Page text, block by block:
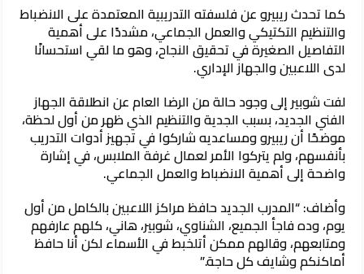
كما تحدث ريبيرو عن فلسفته التدريبية المعتمدة على الانضباط
والتنظيم التكتيكي والعمل الجماعي، مشددًا على أهمية
التفاصيل الصغيرة في تحقيق النجاح، وهو ما لقي استحسانًا
لدى اللاعبين والجهاز الإداري.
لفت شوبير إلى وجود حالة من الرضا العام عن انطلاقة الجهاز
الفني الجديد، بسبب الجدية والتنظيم الذي ظهر من أول لحظة،
موضحًا أن ريبيرو ومساعديه شاركوا في تجهيز أدوات التدريب
بأنفسهم، ولم يتركوا الأمر لعمال غرفة الملابس، في إشارة
واضحة إلى أهمية الانضباط والعمل الجماعي.
وأضاف: “المدرب الجديد حافظ مراكز اللاعبين بالكامل من أول
يوم، وده فاجأ الجميع، الشناوي، شوبير، هاني، كلهم عارفهم
ومتابعهم، وقالهم ممكن أتلخبط في الأسماء لكن أنا حافظ
أماكنكم وشايف كل حاجة.”